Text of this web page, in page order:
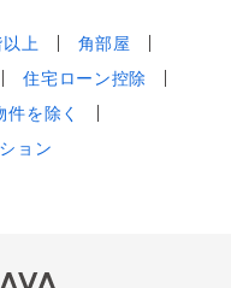
上
角部屋
住宅ローン控除
件を除く
ョン